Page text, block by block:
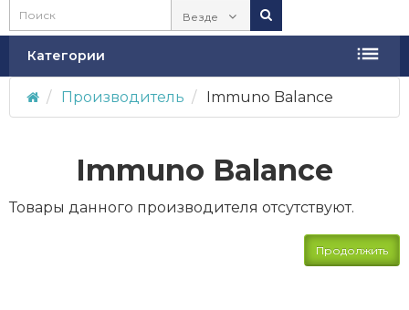
Везде
Категории
Производитель Immuno Balance
Immuno Balance
Товары данного производителя отсутствуют.
Продолжить